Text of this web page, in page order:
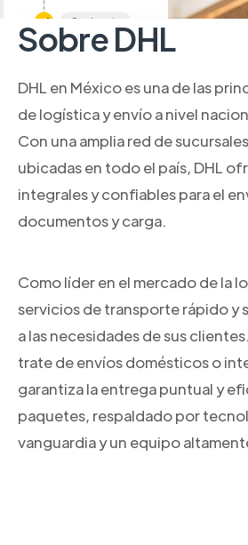
Sobre DHL
DHL en México es una de las
de logística y envío a nivel
Con una amplia red de
ubicadas en todo el país, DHL
integrales y confiables para el
documentos y carga.
Como líder en el mercado de la
servicios de transporte rápido y
a las necesidades de sus
trate de envíos domésticos o
garantiza la entrega puntual y
paquetes, respaldado por
vanguardia y un equipo